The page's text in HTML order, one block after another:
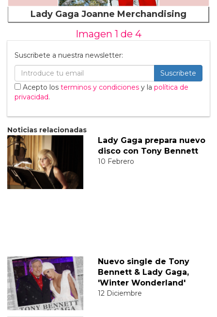
Lady Gaga Joanne Merchandising
Imagen 1 de 4
Suscribete a nuestra newsletter:
Suscribete
Acepto los terminos y condiciones y la política de
privacidad.
Noticias relacionadas
Lady Gaga prepara nuevo
disco con Tony Bennett
10 Febrero
Nuevo single de Tony
Bennett & Lady Gaga,
'Winter Wonderland'
12 Diciembre